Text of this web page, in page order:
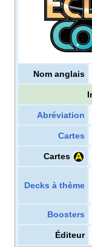
Nom anglais
Abréviation
Cartes
Cartes
Decks à thème
Boosters
Éditeur